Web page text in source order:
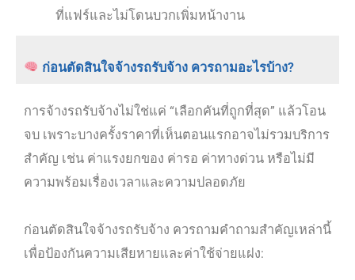
ที่แฟร์และไม่โดนบวกเพิ่มหน้างาน
ก่อนตัดสินใจจ้างรถรับจ้าง ควรถามอะไรบ้าง?
การจ้างรถรับจ้างไม่ใช่แค่ “เลือกคันที่ถูกที่สุด” แล้วโอน
จบ เพราะบางครั้งราคาที่เห็นตอนแรกอาจไม่รวมบริการ
สำคัญ เช่น ค่าแรงยกของ ค่ารอ ค่าทางด่วน หรือไม่มี
ความพร้อมเรื่องเวลาและความปลอดภัย
ก่อนตัดสินใจจ้างรถรับจ้าง ควรถามคำถามสำคัญเหล่านี้
เพื่อป้องกันความเสียหายและค่าใช้จ่ายแฝง: